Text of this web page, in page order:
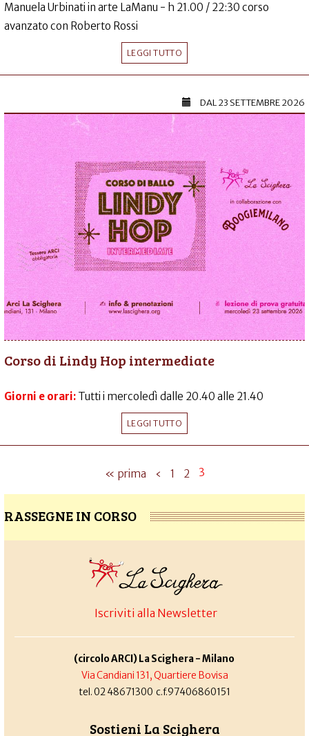
Manuela Urbinati in arte LaManu - h 21.00 / 22:30 corso
avanzato con Roberto Rossi
LEGGI TUTTO
DAL23 SETTEMBRE 2026
Corso di Lindy Hop intermediate
Giorni e orari: Tutti i mercoledì dalle 20.40 alle 21.40
LEGGI TUTTO
« prima ‹ 1 2 3
RASSEGNE IN CORSO
Iscriviti alla Newsletter
(circolo ARCI) La Scighera - Milano
Via Candiani 131, Quartiere Bovisa
tel. 02 48671300 c.f.97406860151
Sostieni La Scighera